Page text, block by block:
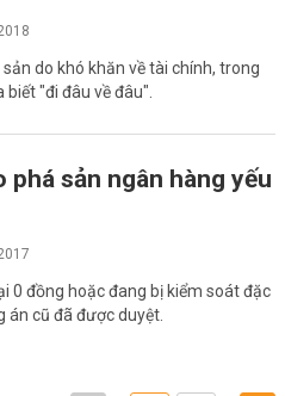
do khó khăn về tài chính, trong
"đi đâu về đâu".
phá sản ngân hàng yếu
0 đồng hoặc đang bị kiểm soát đặc
án cũ đã được duyệt.